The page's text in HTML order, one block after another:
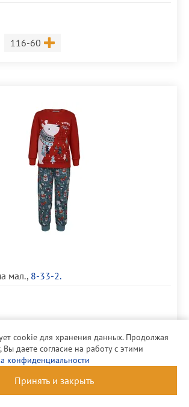
Размер
116-60
мал., 8-33-2.
cookie для хранения данных. Продолжая
Вы даете согласие на работу с этими
конфиденциальности
Принять и закрыть